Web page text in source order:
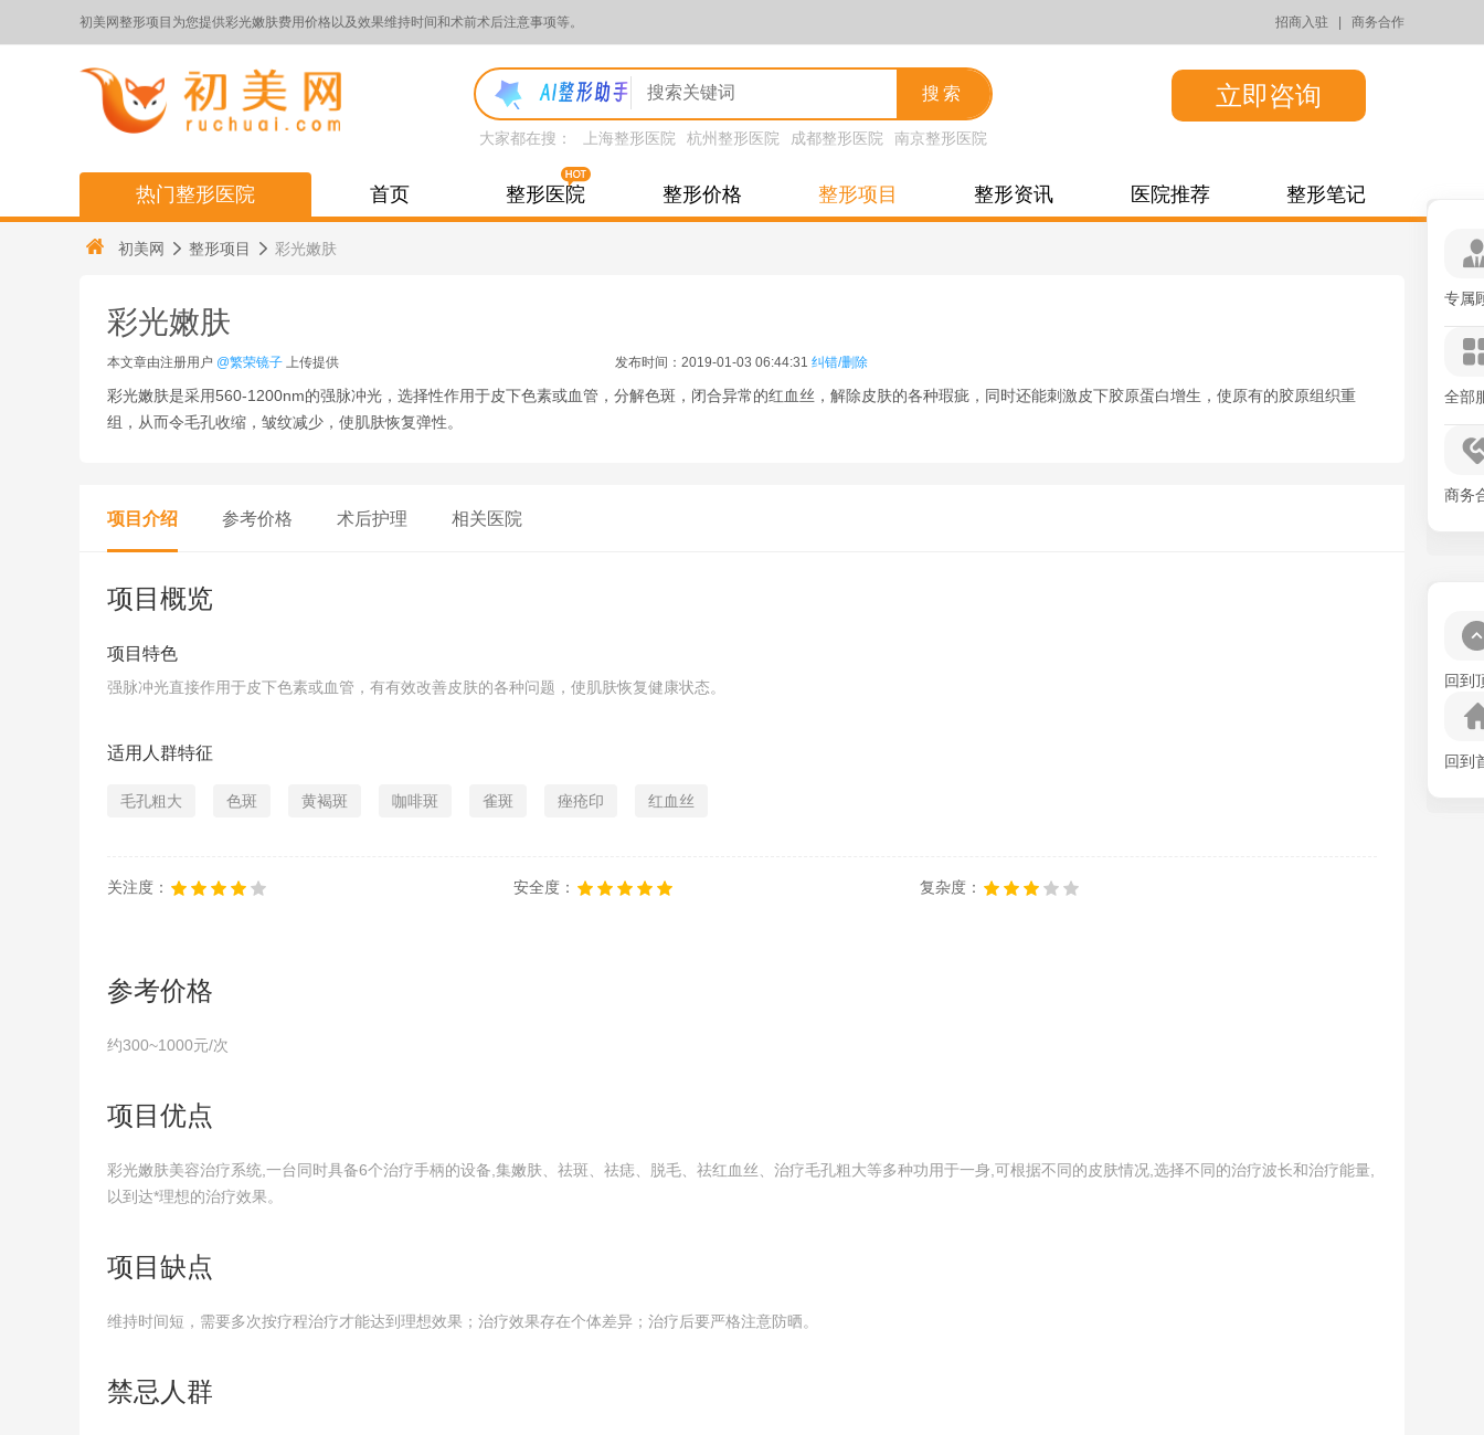
初美网整形项目为您提供彩光嫩肤费用价格以及效果维持时间和术前术后注意事项等。 招商入驻 商务合作
搜索
大家都在搜： 上海整形医院 杭州整形医院 成都整形医院 南京整形医院
立即咨询
热门整形医院 首页 整形医院 整形价格 整形项目 整形资讯 医院推荐 整形笔记
初美网 整形项目 彩光嫩肤
彩光嫩肤
本文章由注册用户 @繁荣镜子 上传提供 发布时间：2019-01-03 06:44:31 纠错/删除
彩光嫩肤是采用560-1200nm的强脉冲光，选择性作用于皮下色素或血管，分解色斑，闭合异常的红血丝，解除皮肤的各种瑕疵，同时还能刺激皮下胶原蛋白增生，使原有的胶原组织重
组，从而令毛孔收缩，皱纹减少，使肌肤恢复弹性。
项目介绍 参考价格 术后护理 相关医院
项目概览
项目特色
强脉冲光直接作用于皮下色素或血管，有有效改善皮肤的各种问题，使肌肤恢复健康状态。
适用人群特征
毛孔粗大 色斑 黄褐斑 咖啡斑 雀斑 痤疮印 红血丝
关注度： 安全度： 复杂度：
参考价格
约300~1000元/次
项目优点
彩光嫩肤美容治疗系统,一台同时具备6个治疗手柄的设备,集嫩肤、祛斑、祛痣、脱毛、祛红血丝、治疗毛孔粗大等多种功用于一身,可根据不同的皮肤情况,选择不同的治疗波长和治疗能量,
以到达*理想的治疗效果。
项目缺点
维持时间短，需要多次按疗程治疗才能达到理想效果；治疗效果存在个体差异；治疗后要严格注意防晒。
禁忌人群
专属
全部
商务
回到
回到